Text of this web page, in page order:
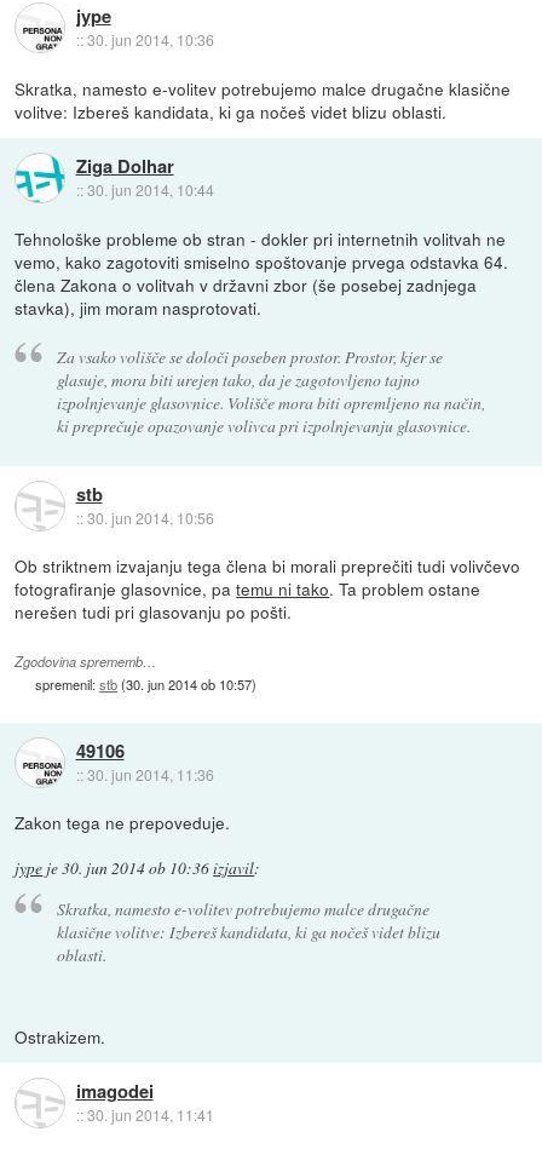
jype
::30. jun 2014, 10:36
Skratka, namesto e-volitev potrebujemo malce drugačne klasične
volitve: Izbereš kandidata, ki ga nočeš videt blizu oblasti.
Ziga Dolhar
::30. jun 2014, 10:44
Tehnološke probleme ob stran - dokler pri internetnih volitvah ne
vemo, kako zagotoviti smiselno spoštovanje prvega odstavka 64.
člena Zakona o volitvah v državni zbor (še posebej zadnjega
stavka), jim moram nasprotovati.
Za vsako volišče se določi poseben prostor. Prostor, kjer se
glasuje, mora biti urejen tako, da je zagotovljeno tajno
izpolnjevanje glasovnice. Volišče mora biti opremljeno na način,
ki preprečuje opazovanje volivca pri izpolnjevanju glasovnice.
stb
::30. jun 2014, 10:56
Ob striktnem izvajanju tega člena bi morali preprečiti tudi volivčevo
fotografiranje glasovnice, patemu ni tako. Ta problem ostane
nerešen tudi pri glasovanju po pošti.
Zgodovina sprememb…
spremenil:stb(30. jun 2014 ob 10:57)
49106
::30. jun 2014, 11:36
Zakon tega ne prepoveduje.
jype je30. jun 2014 ob 10:36izjavil:
Skratka, namesto e-volitev potrebujemo malce drugačne
klasične volitve: Izbereš kandidata, ki ga nočeš videt blizu
oblasti.
Ostrakizem.
imagodei
::30. jun 2014, 11:41